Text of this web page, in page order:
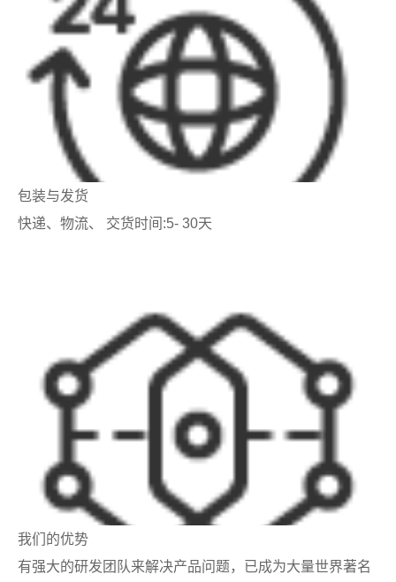
包装与发货
快递、物流、 交货时间:5- 30天
我们的优势
有强大的研发团队来解决产品问题，已成为大量世界著名